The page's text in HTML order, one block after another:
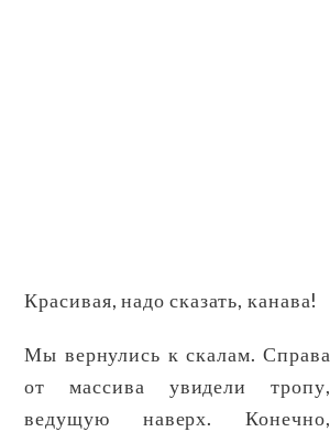
Красивая, надо сказать, канава!
Мы вернулись к скалам. Справа
от массива увидели тропу,
ведущую наверх. Конечно,